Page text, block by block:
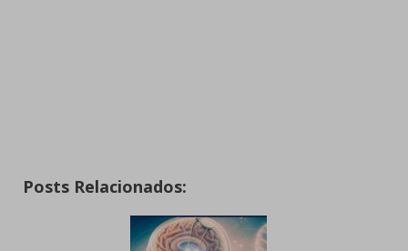
Posts Relacionados: